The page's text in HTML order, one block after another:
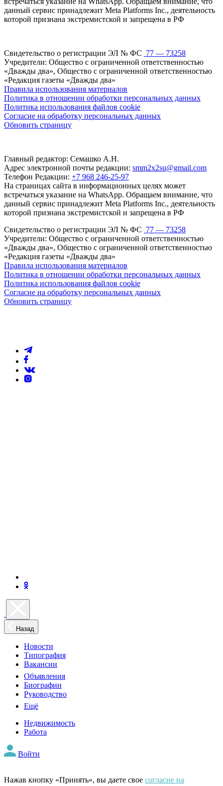
данный сервис принадлежит Meta Platforms Inc., деятельность
которой признана экстремистской и запрещена в РФ
Свидетельство о регистрации ЭЛ № ФС 77 — 73258
Учредители: Общество с ограниченной ответственностью
«Дважды два», Общество с ограниченной ответственностью
«Редакция газеты «Дважды два»
Правила использования материалов
Политика в отношении обработки персональных данных
Политика использования файлов cookie
Согласие на обработку персональных данных
Обновить страницу
Главный редактор: Семашко А.Н.
Адрес электронной почты редакции: smm2x2su@gmail.com
Телефон Редакции: +7 968 246-25-97
На страницах сайта в информационных целях может
встречаться указание на WhatsApp. Обращаем внимание, что
данный сервис принадлежит Meta Platforms Inc., деятельность
которой признана экстремистской и запрещена в РФ
Свидетельство о регистрации ЭЛ № ФС 77 — 73258
Учредители: Общество с ограниченной ответственностью
«Дважды два», Общество с ограниченной ответственностью
«Редакция газеты «Дважды два»
Правила использования материалов
Политика в отношении обработки персональных данных
Политика использования файлов cookie
Согласие на обработку персональных данных
Обновить страницу
Назад
Новости
Типография
Вакансии
Объявления
Биографии
Руководство
Ещё
Недвижимость
Работа
Войти
Нажав кнопку «Принять», вы даете свое согласие на